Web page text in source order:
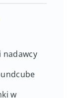
nadawcy
w